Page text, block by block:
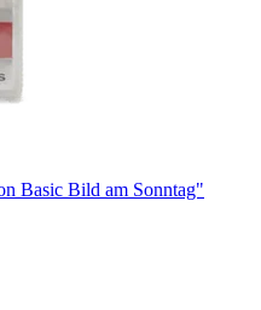
Basic Bild am Sonntag"